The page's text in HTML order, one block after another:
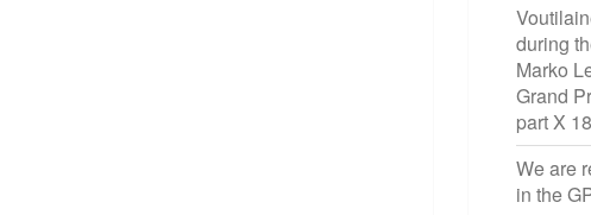
during
Marko
Grand
part X
We are
in the